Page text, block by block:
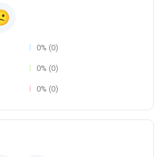
0% (0)
0% (0)
0% (0)